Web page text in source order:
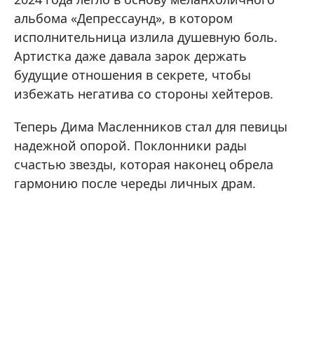
альбома «Депрессаунд», в котором
исполнительница излила душевную боль.
Артистка даже давала зарок держать
будущие отношения в секрете, чтобы
избежать негатива со стороны хейтеров.
Теперь Дима Масленников стал для певицы
надежной опорой. Поклонники рады
счастью звезды, которая наконец обрела
гармонию после череды личных драм.